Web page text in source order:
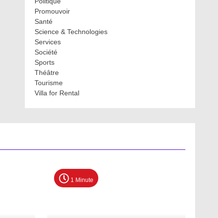
Promouvoir
Santé
Science & Technologies
Services
Société
Sports
Théâtre
Tourisme
Villa for Rental
1 Minute